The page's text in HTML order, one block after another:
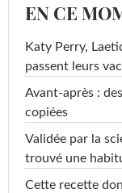
EN CE
Katy Perry,
passent leurs
Avant-après :
copiées
Validée par la
trouvé une
Cette recette